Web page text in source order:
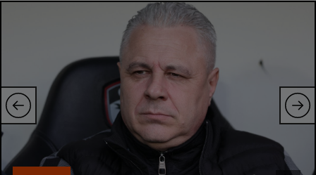
SuperLiga
Liga 2
Cupa României
Echipa Națională
U21
Fotbal feminin